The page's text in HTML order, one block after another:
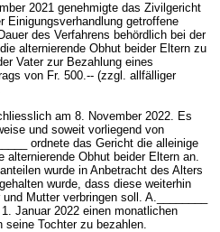
2021 genehmigte das Zivilgericht
Einigungsverhandlung getroffene
des Verfahrens behördlich bei der
alternierende Obhut beider Eltern zu
Vater zur Bezahlung eines
von Fr. 500.-- (zzgl. allfälliger
am 8. November 2022. Es
und soweit vorliegend von
ordnete das Gericht die alleinige
alternierende Obhut beider Eltern an.
wurde in Anbetracht des Alters
wurde, dass diese weiterhin
Mutter verbringen soll. A.________
Januar 2022 einen monatlichen
seine Tochter zu bezahlen.